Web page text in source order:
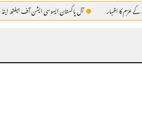
کا اظہار آل پاکستان ایسوسی ایشن آف ہیلتھ اینڈ